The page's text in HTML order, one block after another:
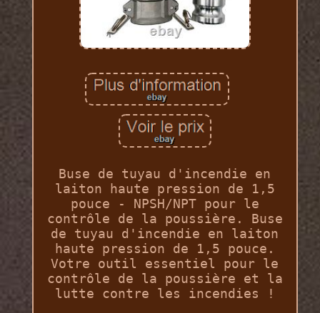
Buse de tuyau d'incendie en
laiton haute pression de 1,5
pouce - NPSH/NPT pour le
contrôle de la poussière. Buse
de tuyau d'incendie en laiton
haute pression de 1,5 pouce.
Votre outil essentiel pour le
contrôle de la poussière et la
lutte contre les incendies !